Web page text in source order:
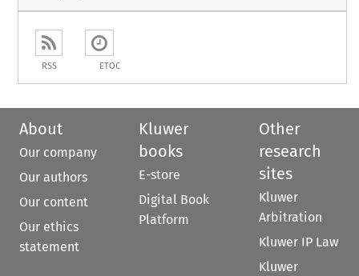
RSS ETOC
About
Our company
Our authors
Our content
Our ethics
statement
Kluwer
books
E-store
Digital Book
Platform
Other
research
sites
Kluwer
Arbitration
Kluwer IP Law
Kluwer